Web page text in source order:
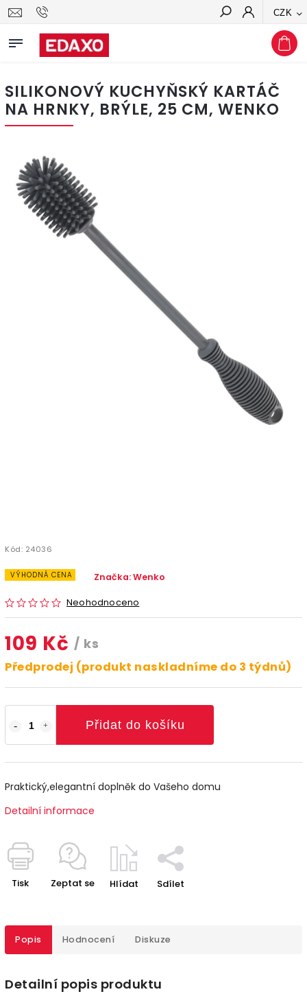
CZK
Hledat
SILIKONOVÝ KUCHYŇSKÝ KARTÁČ
NA HRNKY, BRÝLE, 25 CM, WENKO
Kód: 24036
VÝHODNÁ CENA
Neohodnoceno
Značka:Wenko
109 Kč / ks
Předprodej (produkt naskladníme do 3 týdnů)
Přidat do košíku
Praktický,elegantní doplněk do Vašeho domu
Detailní informace
Tisk Zeptat se Hlídat Sdílet
Popis Hodnocení Diskuze
Detailní popis produktu